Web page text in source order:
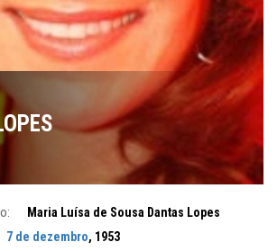
Maria Luísa de Sousa Dantas Lopes
7 de dezembro, 1953